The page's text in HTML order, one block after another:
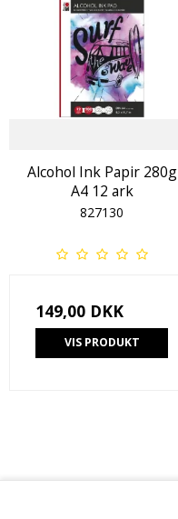
Alcohol Ink Papir 280g
A4 12 ark
827130
149,00 DKK
VIS PRODUKT